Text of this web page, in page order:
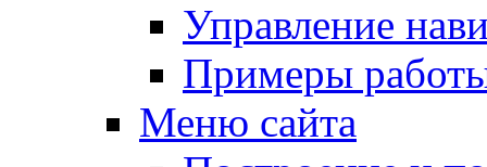
Управление
Примеры
Меню сайта